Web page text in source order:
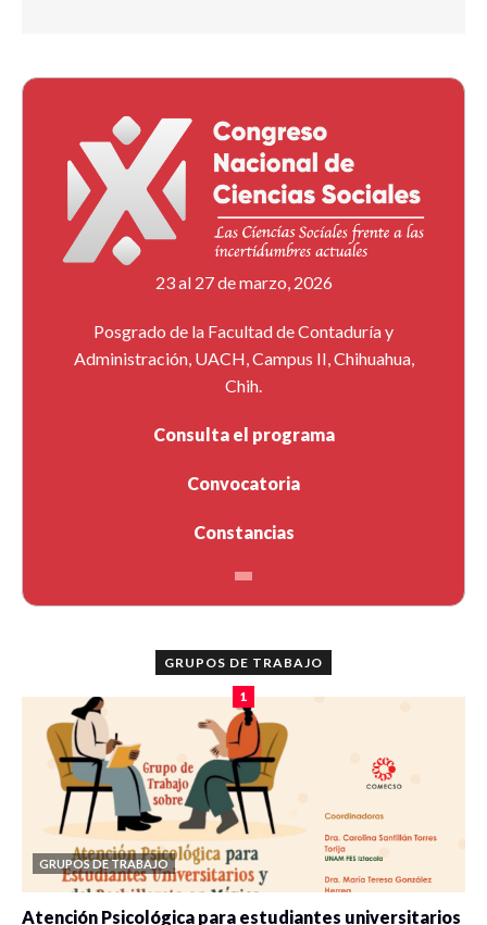
23 al 27 de marzo, 2026
Posgrado de la Facultad de Contaduría y
Administración, UACH, Campus II, Chihuahua,
Chih.
Consulta el programa
Convocatoria
Constancias
GRUPOS DE TRABAJO
1
GRUPOS DE TRABAJO
Atención Psicológica para estudiantes universitarios